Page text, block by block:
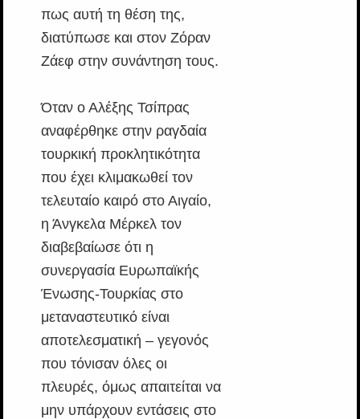
πως αυτή τη θέση της,
διατύπωσε και στον Ζόραν
Ζάεφ στην συνάντηση τους.
Όταν ο Αλέξης Τσίπρας
αναφέρθηκε στην ραγδαία
τουρκική προκλητικότητα
που έχει κλιμακωθεί τον
τελευταίο καιρό στο Αιγαίο,
η Άνγκελα Μέρκελ τον
διαβεβαίωσε ότι η
συνεργασία Ευρωπαϊκής
Ένωσης-Τουρκίας στο
μεταναστευτικό είναι
αποτελεσματική – γεγονός
που τόνισαν όλες οι
πλευρές, όμως απαιτείται να
μην υπάρχουν εντάσεις στο